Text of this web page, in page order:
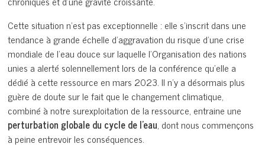
Cette situation n’est pas exceptionnelle : elle s’inscrit dans une
tendance à grande échelle d’aggravation du risque d’une crise
mondiale de l’eau douce sur laquelle l’Organisation des nations
unies a alerté solennellement lors de la conférence qu’elle a
dédié à cette ressource en mars 2023. Il n’y a désormais plus
guère de doute sur le fait que le changement climatique,
combiné à notre surexploitation de la ressource, entraine une
perturbation globale du cycle de l’eau, dont nous commençons
à peine entrevoir les conséquences.